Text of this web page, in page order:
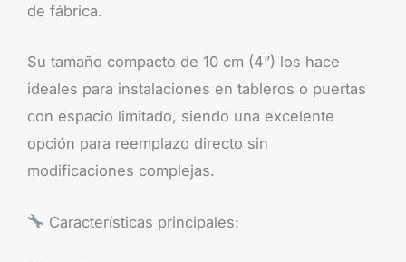
de fábrica.
Su tamaño compacto de 10 cm (4”) los hace
ideales para instalaciones en tableros o puertas
con espacio limitado, siendo una excelente
opción para reemplazo directo sin
modificaciones complejas.
Características principales: